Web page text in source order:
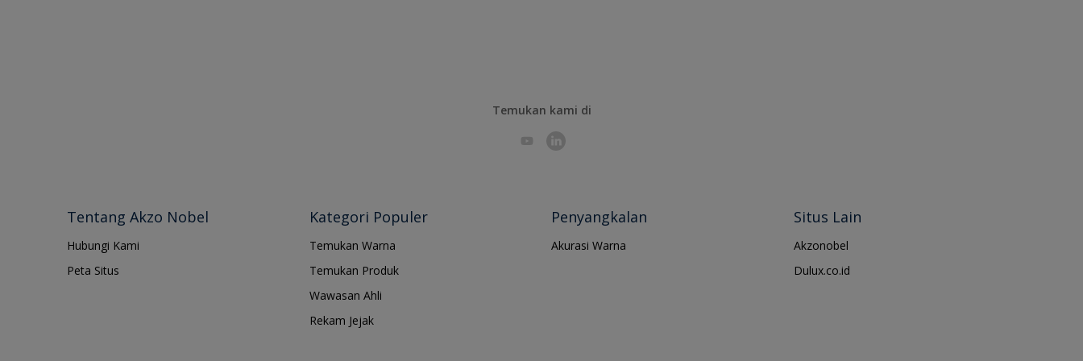
Temukan kami di
Tentang Akzo Nobel
Hubungi Kami
Peta Situs
Kategori Populer
Temukan Warna
Temukan Produk
Wawasan Ahli
Rekam Jejak
Penyangkalan
Akurasi Warna
Situs Lain
Akzonobel
Dulux.co.id